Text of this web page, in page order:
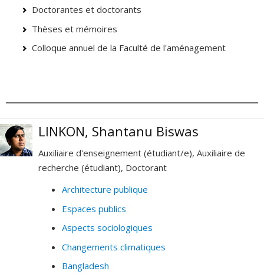
Doctorantes et doctorants
Thèses et mémoires
Colloque annuel de la Faculté de l'aménagement
LINKON, Shantanu Biswas
Auxiliaire d'enseignement (étudiant/e), Auxiliaire de
recherche (étudiant), Doctorant
Architecture publique
Espaces publics
Aspects sociologiques
Changements climatiques
Bangladesh